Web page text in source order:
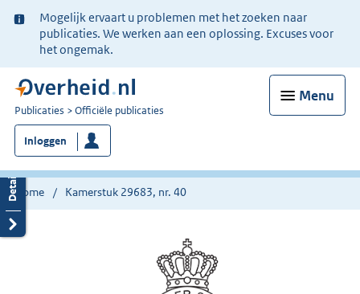
Ter
informatie:
Mogelijk ervaart u problemen met het zoeken naar
publicaties. We werken aan een oplossing. Excuses voor
het ongemak.
Menu
U
bent
nu
hier:
Publicaties Officiële publicaties
Inloggen
Home Kamerstuk 29683, nr. 40